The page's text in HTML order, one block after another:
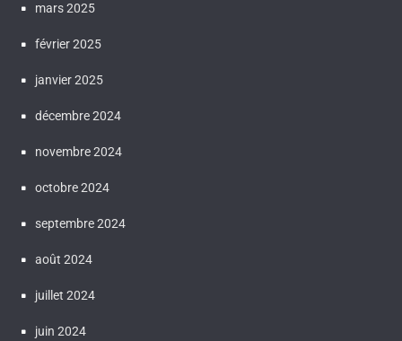
mars 2025
février 2025
janvier 2025
décembre 2024
novembre 2024
octobre 2024
septembre 2024
août 2024
juillet 2024
juin 2024